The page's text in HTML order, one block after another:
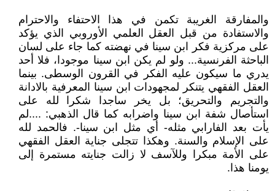
والمفارقة الغريبة تكمن في هذا الاحتفاء والاحترام
والاستفادة من قبل العقل العلمي الأوروبي الذي يؤكد
على مركزية فكر ابن سينا في نهضته كما جاء على لسان
الباحثة الفرنسية... ولو لم يكن ابن سينا موجودا، فلا أحد
يدري ما سيكون عليه الفكر في القرون الوسطى. بينما
العقل الفقهي يتنكر لمجهودات ابن سينا المعرفية بالادانة
والتجريم والتحريق؛ بل يخر ساجدا شكرا لله على
استأصال شفة ابن سينا واضرابه كما قال الذهبي: ....لم
يأت بعد الفارابي مثله- أي مثل ابن سينا-. فالحمد لله
على الإسلام والسنة. وهكذا تتجلى جناية العقل الفقهي
على الأمة مبكرا وللآسف لا زالت جنايته مستمرة إلى
يومنا هذا.